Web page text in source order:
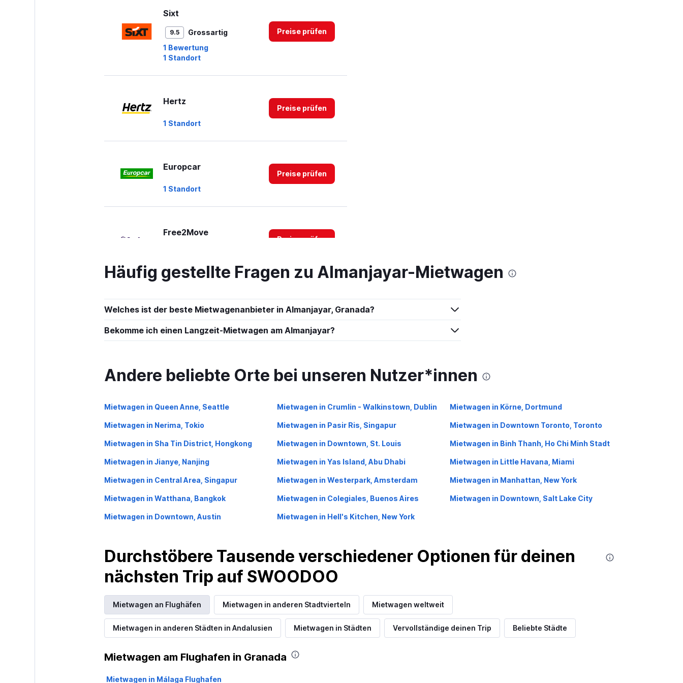
Sixt
9.5
Grossartig
1 Bewertung
1 Standort
Preise prüfen
Hertz
1 Standort
Preise prüfen
Europcar
1 Standort
Preise prüfen
Free2Move
Preise prüfen
Alquicoche
1 Standort
Preise prüfen
Preise prüfen
Shouqi
SURPRICE CAR
RENTAL
Häufig gestellte Fragen zu Almanjayar-Mietwagen
Welches ist der beste Mietwagenanbieter in Almanjayar, Granada?
Bekomme ich einen Langzeit-Mietwagen am Almanjayar?
Andere beliebte Orte bei unseren Nutzer*innen
Mietwagen in Queen Anne, Seattle Mietwagen in Crumlin - Walkinstown, Dublin Mietwagen in Körne, Dortmund
Mietwagen in Nerima, Tokio Mietwagen in Pasir Ris, Singapur Mietwagen in Downtown Toronto, Toronto
Mietwagen in Sha Tin District, Hongkong Mietwagen in Downtown, St. Louis Mietwagen in Binh Thanh, Ho Chi Minh Stadt
Mietwagen in Jianye, Nanjing Mietwagen in Yas Island, Abu Dhabi Mietwagen in Little Havana, Miami
Mietwagen in Central Area, Singapur Mietwagen in Westerpark, Amsterdam Mietwagen in Manhattan, New York
Mietwagen in Watthana, Bangkok Mietwagen in Colegiales, Buenos Aires Mietwagen in Downtown, Salt Lake City
Mietwagen in Downtown, Austin Mietwagen in Hell's Kitchen, New York
Durchstöbere Tausende verschiedener Optionen für deinen
nächsten Trip auf SWOODOO
Mietwagen an Flughäfen Mietwagen in anderen Stadtvierteln Mietwagen weltweit
Mietwagen in anderen Städten in Andalusien Mietwagen in Städten Vervollständige deinen Trip Beliebte Städte
Mietwagen am Flughafen in Granada
Mietwagen in Málaga Flughafen